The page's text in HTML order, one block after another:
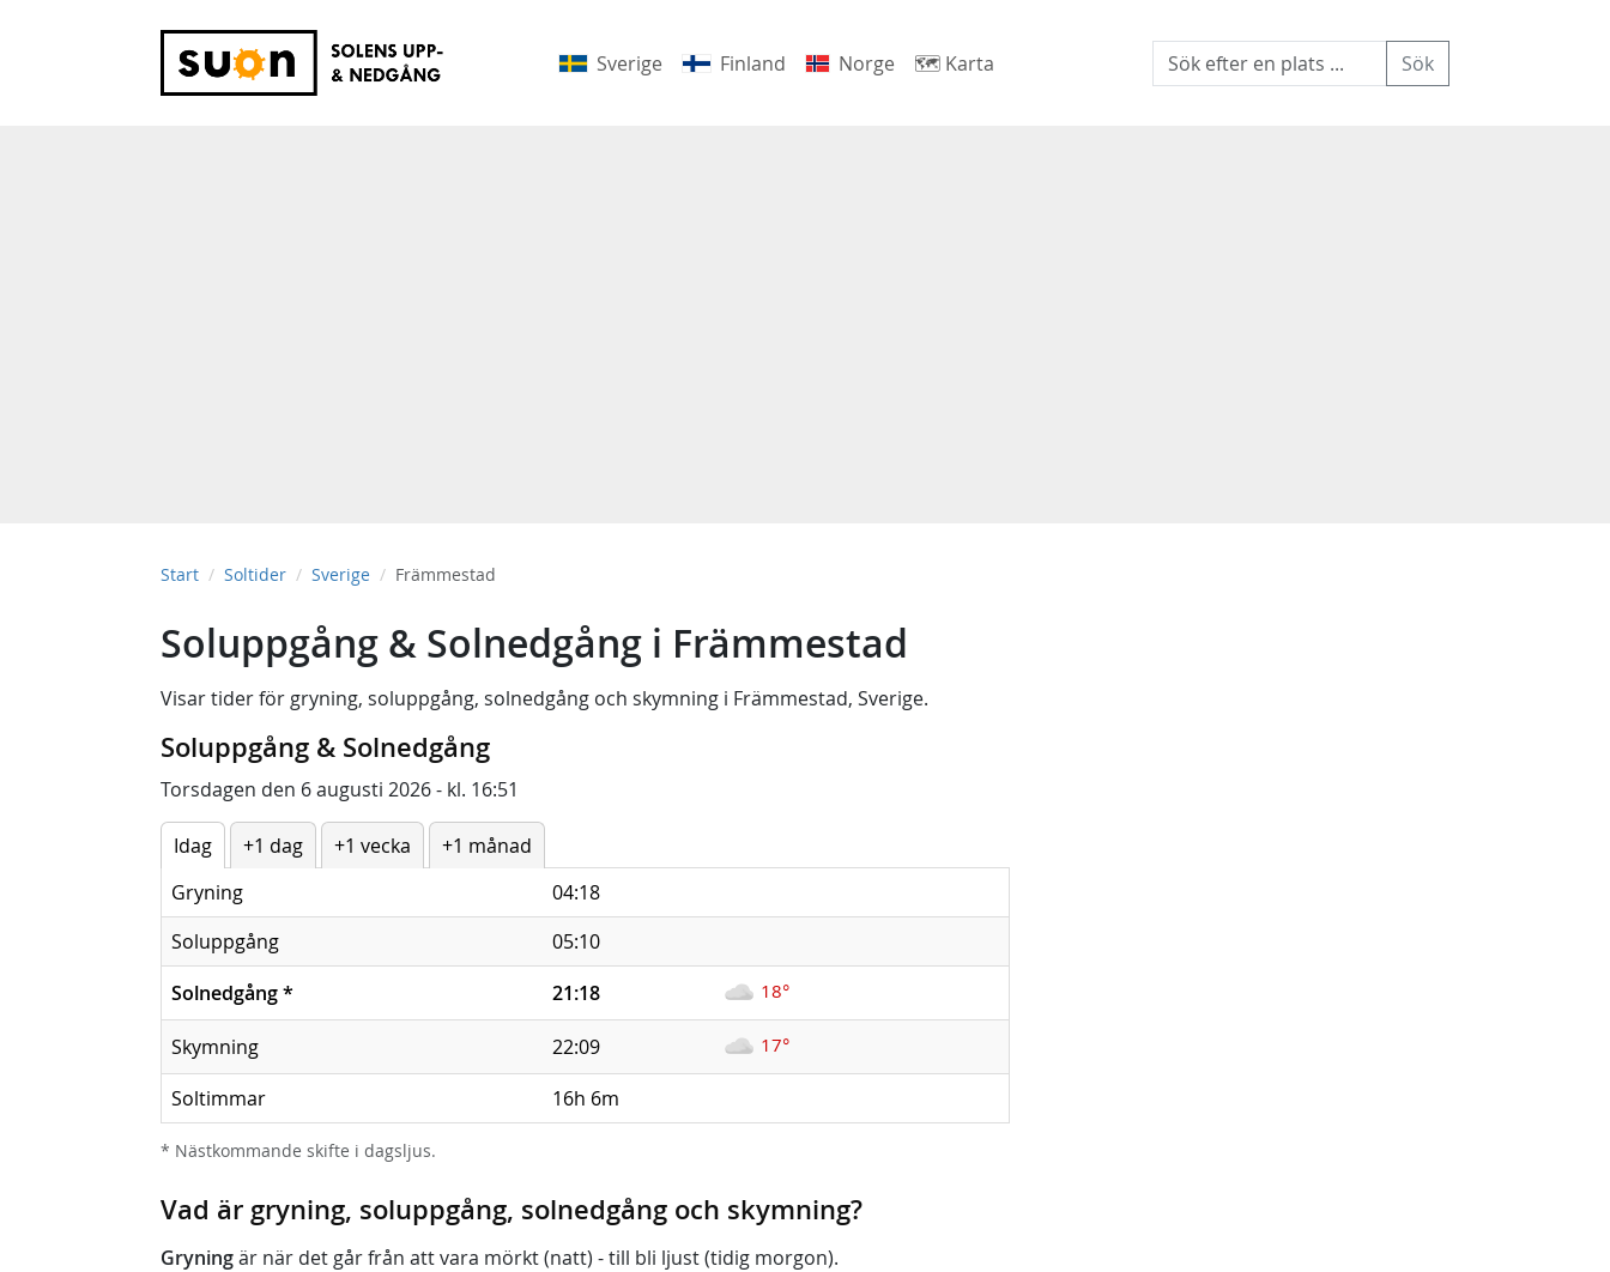
Sverige Finland Norge 🗺 Karta
Start Soltider Sverige Främmestad
Soluppgång & Solnedgång i Främmestad
Visar tider för gryning, soluppgång, solnedgång och skymning i Främmestad, Sverige.
Soluppgång & Solnedgång
Torsdagen den 6 augusti 2026 - kl. 16:51
Idag +1 dag +1 vecka
+1 månad
Gryning
04:18
Soluppgång
05:10
Solnedgång* 21:18 18°
Skymning 22:09 17°
Soltimmar 16h 6m
* Nästkommande skifte i dagsljus.
Vad är gryning, soluppgång, solnedgång och skymning?
Gryningär när det går från att vara mörkt (natt) - till bli ljust (tidig morgon).